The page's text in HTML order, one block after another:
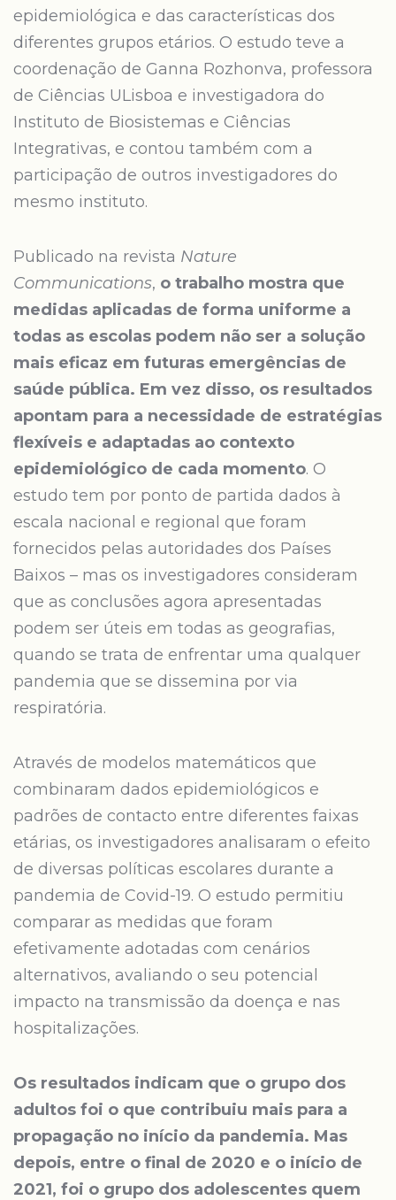
epidemiológica e das características dos
diferentes grupos etários. O estudo teve a
coordenação de Ganna Rozhonva, professora
de Ciências ULisboa e investigadora do
Instituto de Biosistemas e Ciências
Integrativas, e contou também com a
participação de outros investigadores do
mesmo instituto.
Publicado na revista Nature
Communications, o trabalho mostra que
medidas aplicadas de forma uniforme a
todas as escolas podem não ser a solução
mais eficaz em futuras emergências de
saúde pública. Em vez disso, os resultados
apontam para a necessidade de estratégias
flexíveis e adaptadas ao contexto
epidemiológico de cada momento. O
estudo tem por ponto de partida dados à
escala nacional e regional que foram
fornecidos pelas autoridades dos Países
Baixos – mas os investigadores consideram
que as conclusões agora apresentadas
podem ser úteis em todas as geografias,
quando se trata de enfrentar uma qualquer
pandemia que se dissemina por via
respiratória.
Através de modelos matemáticos que
combinaram dados epidemiológicos e
padrões de contacto entre diferentes faixas
etárias, os investigadores analisaram o efeito
de diversas políticas escolares durante a
pandemia de Covid-19. O estudo permitiu
comparar as medidas que foram
efetivamente adotadas com cenários
alternativos, avaliando o seu potencial
impacto na transmissão da doença e nas
hospitalizações.
Os resultados indicam que o grupo dos
adultos foi o que contribuiu mais para a
propagação no início da pandemia. Mas
depois, entre o final de 2020 e o início de
2021, foi o grupo dos adolescentes quem